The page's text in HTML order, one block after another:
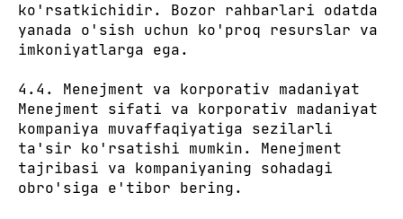
ko'rsatkichidir. Bozor rahbarlari odatda
yanada o'sish uchun ko'proq resurslar va
imkoniyatlarga ega.
4.4. Menejment va korporativ madaniyat
Menejment sifati va korporativ madaniyat
kompaniya muvaffaqiyatiga sezilarli
ta'sir ko'rsatishi mumkin. Menejment
tajribasi va kompaniyaning sohadagi
obro'siga e'tibor bering.